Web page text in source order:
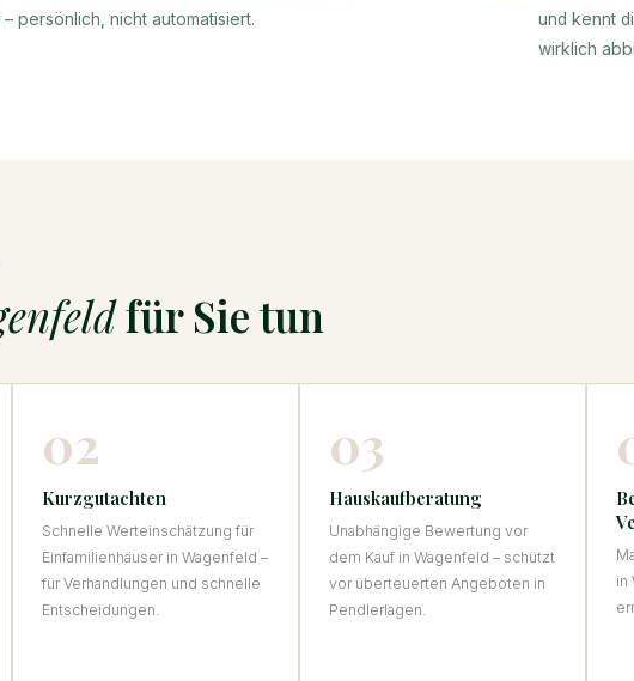
persönlich, nicht automatisiert.
und kennt
wirklich
für Sie tun
02
Kurzgutachten
Schnelle Werteinschätzung für
Einfamilienhäuser in Wagenfeld –
für Verhandlungen und schnelle
Entscheidungen.
03
Hauskaufberatung
Unabhängige Bewertung vor
dem Kauf in Wagenfeld – schützt
vor überteuerten Angeboten in
Pendlerlagen.
in